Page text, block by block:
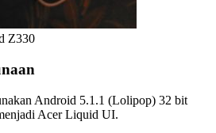
Z330
Android 5.1.1 (Lolipop) 32 bit
Acer Liquid UI.